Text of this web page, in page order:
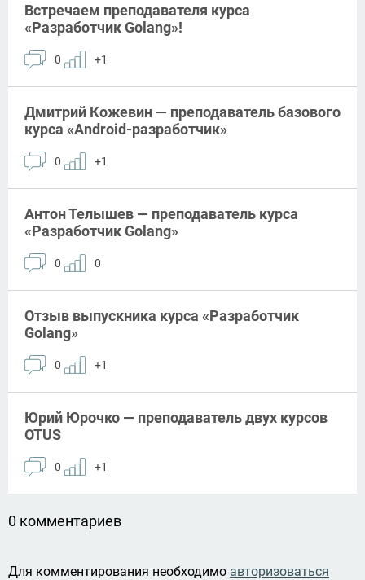
Встречаем преподавателя курса
«Разработчик Golang»!
0 +1
Дмитрий Кожевин — преподаватель базового
курса «Android-разработчик»
0 +1
Антон Телышев — преподаватель курса
«Разработчик Golang»
0 0
Отзыв выпускника курса «Разработчик
Golang»
0 +1
Юрий Юрочко — преподаватель двух курсов
OTUS
0 +1
0 комментариев
Для комментирования необходимо авторизоваться